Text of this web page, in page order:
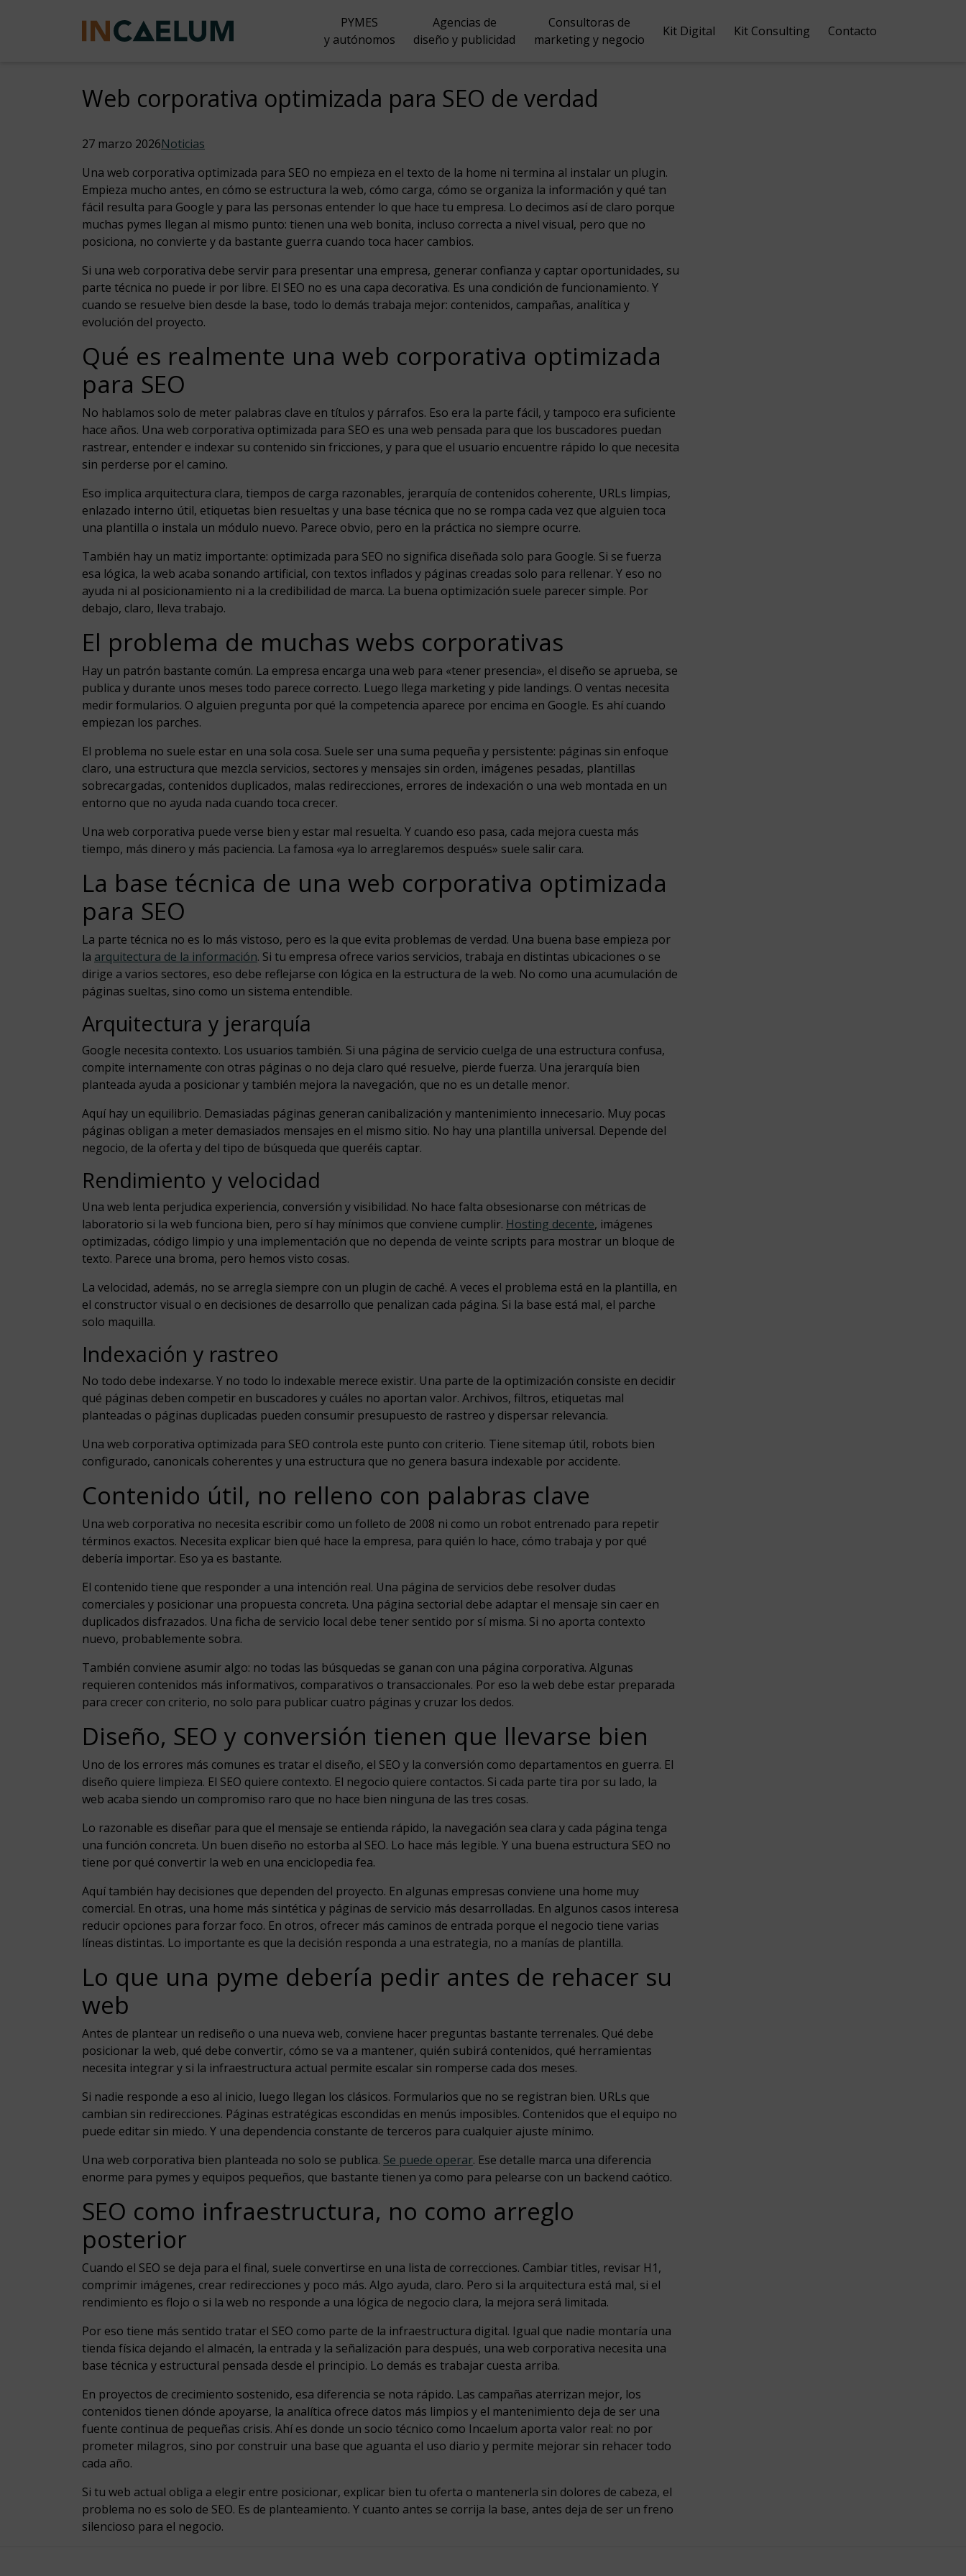
PYMES
y autónomos
Agencias de
diseño y publicidad
Consultoras de
marketing y negocio
Kit Digital Kit Consulting Contacto
Web corporativa optimizada para SEO de verdad
27 marzo 2026Noticias
Una web corporativa optimizada para SEO no empieza en el texto de la home ni termina al instalar un plugin.
Empieza mucho antes, en cómo se estructura la web, cómo carga, cómo se organiza la información y qué tan
fácil resulta para Google y para las personas entender lo que hace tu empresa. Lo decimos así de claro porque
muchas pymes llegan al mismo punto: tienen una web bonita, incluso correcta a nivel visual, pero que no
posiciona, no convierte y da bastante guerra cuando toca hacer cambios.
Si una web corporativa debe servir para presentar una empresa, generar confianza y captar oportunidades, su
parte técnica no puede ir por libre. El SEO no es una capa decorativa. Es una condición de funcionamiento. Y
cuando se resuelve bien desde la base, todo lo demás trabaja mejor: contenidos, campañas, analítica y
evolución del proyecto.
Qué es realmente una web corporativa optimizada
para SEO
No hablamos solo de meter palabras clave en títulos y párrafos. Eso era la parte fácil, y tampoco era suficiente
hace años. Una web corporativa optimizada para SEO es una web pensada para que los buscadores puedan
rastrear, entender e indexar su contenido sin fricciones, y para que el usuario encuentre rápido lo que necesita
sin perderse por el camino.
Eso implica arquitectura clara, tiempos de carga razonables, jerarquía de contenidos coherente, URLs limpias,
enlazado interno útil, etiquetas bien resueltas y una base técnica que no se rompa cada vez que alguien toca
una plantilla o instala un módulo nuevo. Parece obvio, pero en la práctica no siempre ocurre.
También hay un matiz importante: optimizada para SEO no significa diseñada solo para Google. Si se fuerza
esa lógica, la web acaba sonando artificial, con textos inflados y páginas creadas solo para rellenar. Y eso no
ayuda ni al posicionamiento ni a la credibilidad de marca. La buena optimización suele parecer simple. Por
debajo, claro, lleva trabajo.
El problema de muchas webs corporativas
Hay un patrón bastante común. La empresa encarga una web para «tener presencia», el diseño se aprueba, se
publica y durante unos meses todo parece correcto. Luego llega marketing y pide landings. O ventas necesita
medir formularios. O alguien pregunta por qué la competencia aparece por encima en Google. Es ahí cuando
empiezan los parches.
El problema no suele estar en una sola cosa. Suele ser una suma pequeña y persistente: páginas sin enfoque
claro, una estructura que mezcla servicios, sectores y mensajes sin orden, imágenes pesadas, plantillas
sobrecargadas, contenidos duplicados, malas redirecciones, errores de indexación o una web montada en un
entorno que no ayuda nada cuando toca crecer.
Una web corporativa puede verse bien y estar mal resuelta. Y cuando eso pasa, cada mejora cuesta más
tiempo, más dinero y más paciencia. La famosa «ya lo arreglaremos después» suele salir cara.
La base técnica de una web corporativa optimizada
para SEO
La parte técnica no es lo más vistoso, pero es la que evita problemas de verdad. Una buena base empieza por
la arquitectura de la información. Si tu empresa ofrece varios servicios, trabaja en distintas ubicaciones o se
dirige a varios sectores, eso debe reflejarse con lógica en la estructura de la web. No como una acumulación de
páginas sueltas, sino como un sistema entendible.
Arquitectura y jerarquía
Google necesita contexto. Los usuarios también. Si una página de servicio cuelga de una estructura confusa,
compite internamente con otras páginas o no deja claro qué resuelve, pierde fuerza. Una jerarquía bien
planteada ayuda a posicionar y también mejora la navegación, que no es un detalle menor.
Aquí hay un equilibrio. Demasiadas páginas generan canibalización y mantenimiento innecesario. Muy pocas
páginas obligan a meter demasiados mensajes en el mismo sitio. No hay una plantilla universal. Depende del
negocio, de la oferta y del tipo de búsqueda que queréis captar.
Rendimiento y velocidad
Una web lenta perjudica experiencia, conversión y visibilidad. No hace falta obsesionarse con métricas de
laboratorio si la web funciona bien, pero sí hay mínimos que conviene cumplir. Hosting decente, imágenes
optimizadas, código limpio y una implementación que no dependa de veinte scripts para mostrar un bloque de
texto. Parece una broma, pero hemos visto cosas.
La velocidad, además, no se arregla siempre con un plugin de caché. A veces el problema está en la plantilla, en
el constructor visual o en decisiones de desarrollo que penalizan cada página. Si la base está mal, el parche
solo maquilla.
Indexación y rastreo
No todo debe indexarse. Y no todo lo indexable merece existir. Una parte de la optimización consiste en decidir
qué páginas deben competir en buscadores y cuáles no aportan valor. Archivos, filtros, etiquetas mal
planteadas o páginas duplicadas pueden consumir presupuesto de rastreo y dispersar relevancia.
Una web corporativa optimizada para SEO controla este punto con criterio. Tiene sitemap útil, robots bien
configurado, canonicals coherentes y una estructura que no genera basura indexable por accidente.
Contenido útil, no relleno con palabras clave
Una web corporativa no necesita escribir como un folleto de 2008 ni como un robot entrenado para repetir
términos exactos. Necesita explicar bien qué hace la empresa, para quién lo hace, cómo trabaja y por qué
debería importar. Eso ya es bastante.
El contenido tiene que responder a una intención real. Una página de servicios debe resolver dudas
comerciales y posicionar una propuesta concreta. Una página sectorial debe adaptar el mensaje sin caer en
duplicados disfrazados. Una ficha de servicio local debe tener sentido por sí misma. Si no aporta contexto
nuevo, probablemente sobra.
También conviene asumir algo: no todas las búsquedas se ganan con una página corporativa. Algunas
requieren contenidos más informativos, comparativos o transaccionales. Por eso la web debe estar preparada
para crecer con criterio, no solo para publicar cuatro páginas y cruzar los dedos.
Diseño, SEO y conversión tienen que llevarse bien
Uno de los errores más comunes es tratar el diseño, el SEO y la conversión como departamentos en guerra. El
diseño quiere limpieza. El SEO quiere contexto. El negocio quiere contactos. Si cada parte tira por su lado, la
web acaba siendo un compromiso raro que no hace bien ninguna de las tres cosas.
Lo razonable es diseñar para que el mensaje se entienda rápido, la navegación sea clara y cada página tenga
una función concreta. Un buen diseño no estorba al SEO. Lo hace más legible. Y una buena estructura SEO no
tiene por qué convertir la web en una enciclopedia fea.
Aquí también hay decisiones que dependen del proyecto. En algunas empresas conviene una home muy
comercial. En otras, una home más sintética y páginas de servicio más desarrolladas. En algunos casos interesa
reducir opciones para forzar foco. En otros, ofrecer más caminos de entrada porque el negocio tiene varias
líneas distintas. Lo importante es que la decisión responda a una estrategia, no a manías de plantilla.
Lo que una pyme debería pedir antes de rehacer su
web
Antes de plantear un rediseño o una nueva web, conviene hacer preguntas bastante terrenales. Qué debe
posicionar la web, qué debe convertir, cómo se va a mantener, quién subirá contenidos, qué herramientas
necesita integrar y si la infraestructura actual permite escalar sin romperse cada dos meses.
Si nadie responde a eso al inicio, luego llegan los clásicos. Formularios que no se registran bien. URLs que
cambian sin redirecciones. Páginas estratégicas escondidas en menús imposibles. Contenidos que el equipo no
puede editar sin miedo. Y una dependencia constante de terceros para cualquier ajuste mínimo.
Una web corporativa bien planteada no solo se publica. Se puede operar. Ese detalle marca una diferencia
enorme para pymes y equipos pequeños, que bastante tienen ya como para pelearse con un backend caótico.
SEO como infraestructura, no como arreglo
posterior
Cuando el SEO se deja para el final, suele convertirse en una lista de correcciones. Cambiar titles, revisar H1,
comprimir imágenes, crear redirecciones y poco más. Algo ayuda, claro. Pero si la arquitectura está mal, si el
rendimiento es flojo o si la web no responde a una lógica de negocio clara, la mejora será limitada.
Por eso tiene más sentido tratar el SEO como parte de la infraestructura digital. Igual que nadie montaría una
tienda física dejando el almacén, la entrada y la señalización para después, una web corporativa necesita una
base técnica y estructural pensada desde el principio. Lo demás es trabajar cuesta arriba.
En proyectos de crecimiento sostenido, esa diferencia se nota rápido. Las campañas aterrizan mejor, los
contenidos tienen dónde apoyarse, la analítica ofrece datos más limpios y el mantenimiento deja de ser una
fuente continua de pequeñas crisis. Ahí es donde un socio técnico como Incaelum aporta valor real: no por
prometer milagros, sino por construir una base que aguanta el uso diario y permite mejorar sin rehacer todo
cada año.
Si tu web actual obliga a elegir entre posicionar, explicar bien tu oferta o mantenerla sin dolores de cabeza, el
problema no es solo de SEO. Es de planteamiento. Y cuanto antes se corrija la base, antes deja de ser un freno
silencioso para el negocio.